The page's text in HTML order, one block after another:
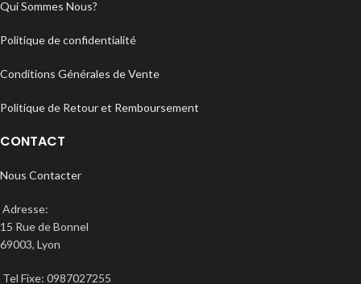
Qui Sommes Nous?
Politique de confidentialité
Conditions Générales de Vente
Politique de Retour et Remboursement
CONTACT
Nous Contacter
Adresse:
15 Rue de Bonnel
69003, Lyon
Tel Fixe: 0987027255